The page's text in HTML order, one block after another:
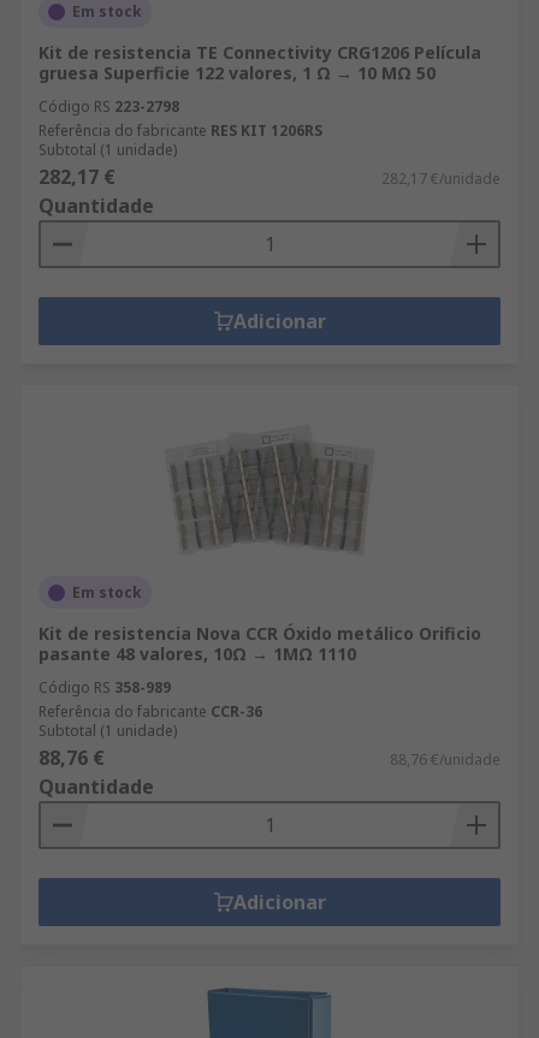
Em stock
Kit de resistencia TE Connectivity CRG1206 Película
gruesa Superficie 122 valores, 1 Ω → 10 MΩ 50
Código RS 223-2798
Referência do fabricante RES KIT 1206RS
Subtotal (1 unidade)
282,17 € 282,17 €/unidade
Quantidade
Adicionar
Em stock
Kit de resistencia Nova CCR Óxido metálico Orificio
pasante 48 valores, 10Ω → 1MΩ 1110
Código RS 358-989
Referência do fabricante CCR-36
Subtotal (1 unidade)
88,76 € 88,76 €/unidade
Quantidade
Adicionar